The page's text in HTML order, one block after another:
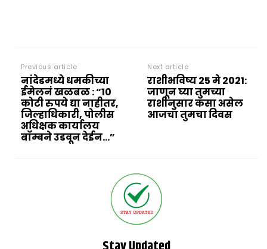
Previous article
नांदेडमध्ये धमकीच्या
ईमेलनं खळबळ : “10
कोटी रुपये द्या नाहीतर,
जिल्हाधिकारी, पोलीस
अधिक्षक कार्यालय
बॉम्बने उडवून देईन…”
Next article
राशीभविष्य 25 मे 2021:
जाणून घ्या तुमच्या
राशीनुसार कसा असेल
आजचा तुमचा दिवस